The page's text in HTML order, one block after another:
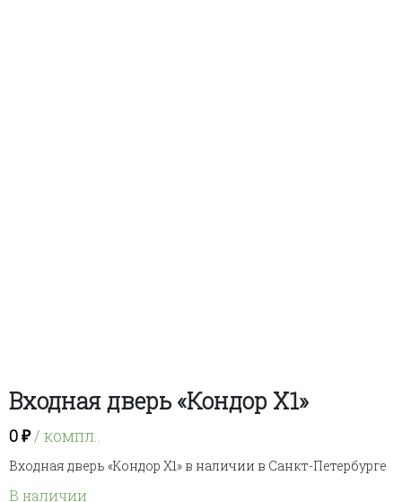
Входная дверь «Кондор Х1»
0₽/ компл..
Входная дверь «Кондор Х1» в наличии в Санкт-Петербурге
В наличии